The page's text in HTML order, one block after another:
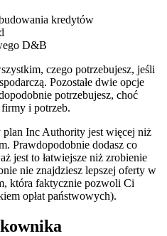
kredytów
D&B
czego potrzebujesz, jeśli
Pozostałe dwie opcje
potrzebujesz, choć
i potrzeb.
Inc Authority jest więcej niż
Prawdopodobnie dodasz co
jest to łatwiejsze niż zrobienie
nie znajdziesz lepszej oferty w
która faktycznie pozwoli Ci
opłat państwowych).